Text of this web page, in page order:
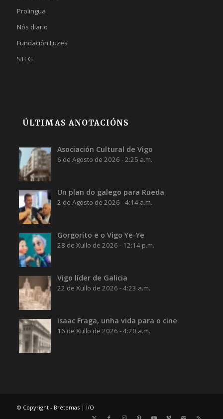
Prolingua
Nós diario
Fundación Luzes
STEG
ÚLTIMAS ANOTACIÓNS
Asociación Cultural de Vigo
6 de Agosto de 2026 - 2:25 a.m.
Un plan do galego para Rueda
2 de Agosto de 2026 - 4:14 a.m.
Gorgorito e o Vigo Ye-Ye
28 de Xullo de 2026 - 12:14 p.m.
Vigo líder de Galicia
22 de Xullo de 2026 - 4:23 a.m.
Isaac Fraga, unha vida para o cine
16 de Xullo de 2026 - 4:20 a.m.
© Copyright - Brétemas | I/O